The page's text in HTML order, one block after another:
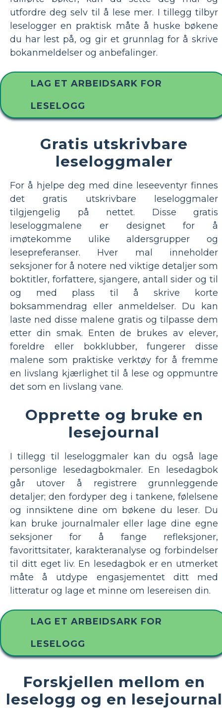
utfordre deg selv til å lese mer. I tillegg tilbyr
leselogger en praktisk måte å huske bøkene
du har lest på, og gir et grunnlag for å skrive
bokanmeldelser og anbefalinger.
LAG ET ARBEIDSARK FOR
LESELOGG
Gratis utskrivbare
leseloggmaler
For å hjelpe deg med dine leseeventyr finnes
det gratis utskrivbare leseloggmaler
tilgjengelig på nettet. Disse gratis
leseloggmalene er designet for å
imøtekomme ulike aldersgrupper og
lesepreferanser. Hver mal inneholder
seksjoner for å notere ned viktige detaljer som
boktitler, forfattere, sjangere, antall sider og til
og med plass til å skrive korte
boksammendrag eller anmeldelser. Du kan
laste ned disse malene gratis og tilpasse dem
etter din smak. Enten de brukes av elever,
foreldre eller bokklubber, fungerer disse
malene som praktiske verktøy for å fremme
en livslang kjærlighet til å lese og oppmuntre
det som en livslang vane.
Opprette og bruke en
lesejournal
I tillegg til leseloggmaler kan du også lage
personlige lesedagbokmaler. En lesedagbok
går utover å registrere grunnleggende
detaljer; den fordyper deg i tankene, følelsene
og innsiktene dine om bøkene du leser. Du
kan bruke journalmaler eller lage dine egne
seksjoner for å fange refleksjoner,
favorittsitater, karakteranalyse og forbindelser
til ditt eget liv. En lesedagbok er en utmerket
måte å utdype engasjementet ditt med
litteratur og lage et minne om lesereisen din.
LAG ET ARBEIDSARK FOR
LESELOGG
Forskjellen mellom en
leselogg og en lesejournal